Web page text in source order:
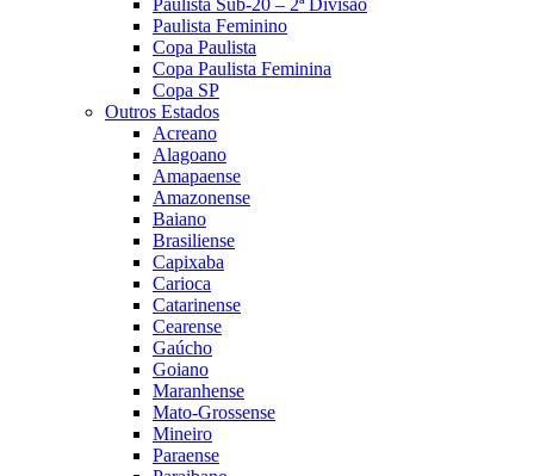
Paulista Feminino
Copa Paulista
Copa Paulista Feminina
Copa SP
Outros Estados
Acreano
Alagoano
Amapaense
Amazonense
Baiano
Brasiliense
Capixaba
Carioca
Catarinense
Cearense
Gaúcho
Goiano
Maranhense
Mato-Grossense
Mineiro
Paraense